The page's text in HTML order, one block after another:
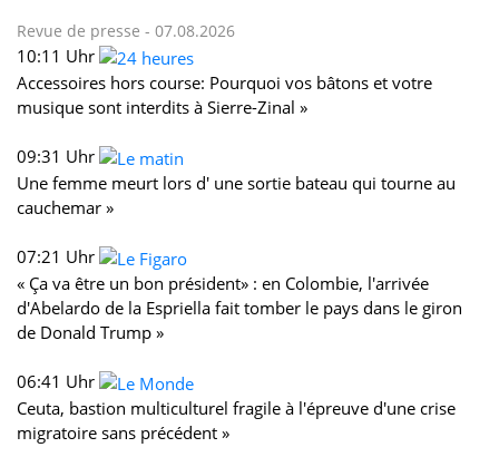
Revue de presse - 07.08.2026
10:11 Uhr
Accessoires hors course: Pourquoi vos bâtons et votre
musique sont interdits à Sierre-Zinal »
09:31 Uhr
Une femme meurt lors d' une sortie bateau qui tourne au
cauchemar »
07:21 Uhr
« Ça va être un bon président» : en Colombie, l'arrivée
d'Abelardo de la Espriella fait tomber le pays dans le giron
de Donald Trump »
06:41 Uhr
Ceuta, bastion multiculturel fragile à l'épreuve d'une crise
migratoire sans précédent »